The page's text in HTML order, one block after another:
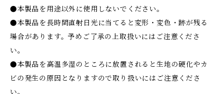
●本製品を用途以外に使用しないでください。
●本製品を長時間直射日光に当てると変形・変色・跡が残る
場合があります。予めご了承の上取扱いにはご注意くださ
い。
●本製品を高温多湿のところに放置されると生地の硬化やカ
ビの発生の原因となりますので取り扱いにはご注意くださ
い。